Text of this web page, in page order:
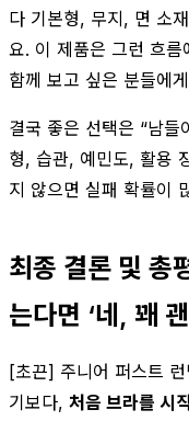
다 기본형, 무지, 면 소
요. 이 제품은 그런 흐
함께 보고 싶은 분들에
결국 좋은 선택은 “남들
형, 습관, 예민도, 활용
지 않으면 실패 확률이
최종 결론 및 총
는다면 ‘네, 꽤
[초끈] 주니어 퍼스트
기보다, 처음 브라를 시